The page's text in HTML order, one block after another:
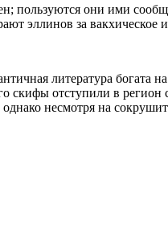
пользуются они ими
эллинов за вакхическое
литература богата
отступили в регион
несмотря на